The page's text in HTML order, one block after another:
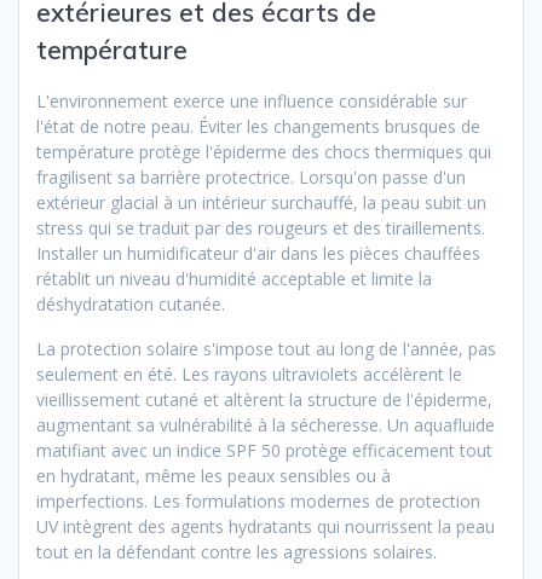
extérieures et des écarts de
température
L'environnement exerce une influence considérable sur
l'état de notre peau. Éviter les changements brusques de
température protège l'épiderme des chocs thermiques qui
fragilisent sa barrière protectrice. Lorsqu'on passe d'un
extérieur glacial à un intérieur surchauffé, la peau subit un
stress qui se traduit par des rougeurs et des tiraillements.
Installer un humidificateur d'air dans les pièces chauffées
rétablit un niveau d'humidité acceptable et limite la
déshydratation cutanée.
La protection solaire s'impose tout au long de l'année, pas
seulement en été. Les rayons ultraviolets accélèrent le
vieillissement cutané et altèrent la structure de l'épiderme,
augmentant sa vulnérabilité à la sécheresse. Un aquafluide
matifiant avec un indice SPF 50 protège efficacement tout
en hydratant, même les peaux sensibles ou à
imperfections. Les formulations modernes de protection
UV intègrent des agents hydratants qui nourrissent la peau
tout en la défendant contre les agressions solaires.